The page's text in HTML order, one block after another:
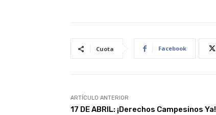
Cuota Facebook
ARTÍCULO ANTERIOR
17 DE ABRIL: ¡Derechos Campesinos Ya!